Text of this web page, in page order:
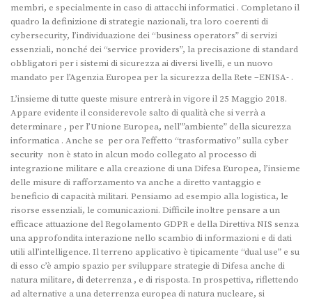
membri, e specialmente in caso di attacchi informatici . Completano il
quadro la definizione di strategie nazionali, tra loro coerenti di
cybersecurity, l’individuazione dei “business operators” di servizi
essenziali, nonché dei “service providers”, la precisazione di standard
obbligatori per i sistemi di sicurezza ai diversi livelli, e un nuovo
mandato per l’Agenzia Europea per la sicurezza della Rete –ENISA- .
L’insieme di tutte queste misure entrerà in vigore il 25 Maggio 2018.
Appare evidente il considerevole salto di qualità che si verrà a
determinare , per l’Unione Europea, nell’”ambiente” della sicurezza
informatica . Anche se per ora l’effetto “trasformativo” sulla cyber
security non è stato in alcun modo collegato al processo di
integrazione militare e alla creazione di una Difesa Europea, l’insieme
delle misure di rafforzamento va anche a diretto vantaggio e
beneficio di capacità militari. Pensiamo ad esempio alla logistica, le
risorse essenziali, le comunicazioni. Difficile inoltre pensare a un
efficace attuazione del Regolamento GDPR e della Direttiva NIS senza
una approfondita interazione nello scambio di informazioni e di dati
utili all’intelligence. Il terreno applicativo è tipicamente “dual use” e su
di esso c’è ampio spazio per sviluppare strategie di Difesa anche di
natura militare, di deterrenza , e di risposta. In prospettiva, riflettendo
ad alternative a una deterrenza europea di natura nucleare, si